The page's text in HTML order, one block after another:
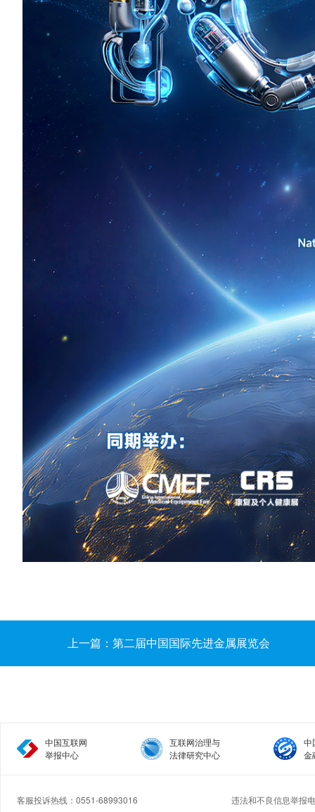
上一篇：第二届中国国际先进金属展览会
中国互联网
举报中心
互联网治理与
法律研究中心
中
金
客服投诉热线：0551-68993016 违法和不良信息举报